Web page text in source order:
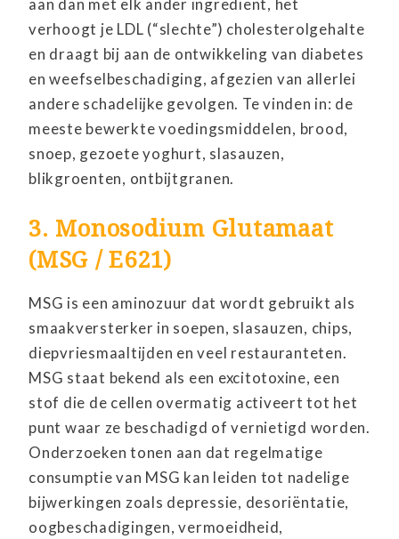
aan dan met elk ander ingrediënt, het
verhoogt je LDL (“slechte”) cholesterolgehalte
en draagt bij aan de ontwikkeling van diabetes
en weefselbeschadiging, afgezien van allerlei
andere schadelijke gevolgen. Te vinden in: de
meeste bewerkte voedingsmiddelen, brood,
snoep, gezoete yoghurt, slasauzen,
blikgroenten, ontbijtgranen.
3. Monosodium Glutamaat
(MSG / E621)
MSG is een aminozuur dat wordt gebruikt als
smaakversterker in soepen, slasauzen, chips,
diepvriesmaaltijden en veel restauranteten.
MSG staat bekend als een excitotoxine, een
stof die de cellen overmatig activeert tot het
punt waar ze beschadigd of vernietigd worden.
Onderzoeken tonen aan dat regelmatige
consumptie van MSG kan leiden tot nadelige
bijwerkingen zoals depressie, desoriëntatie,
oogbeschadigingen, vermoeidheid,